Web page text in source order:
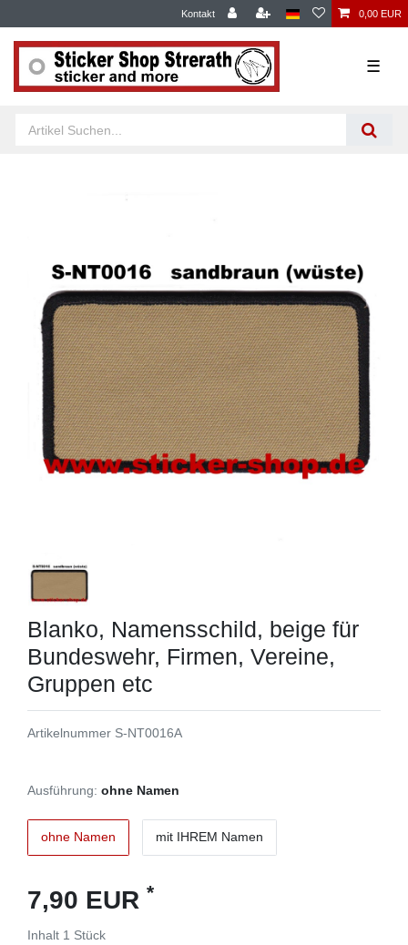
Kontakt 0,00 EUR
☰
Blanko, Namensschild, beige für
Bundeswehr, Firmen, Vereine,
Gruppen etc
Artikelnummer S-NT0016A
Ausführung: ohne Namen
ohne Namen mit IHREM Namen
7,90 EUR *
Inhalt 1 Stück